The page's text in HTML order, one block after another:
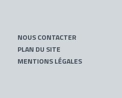
NOUS CONTACTER
PLAN DU SITE
MENTIONS LÉGALES